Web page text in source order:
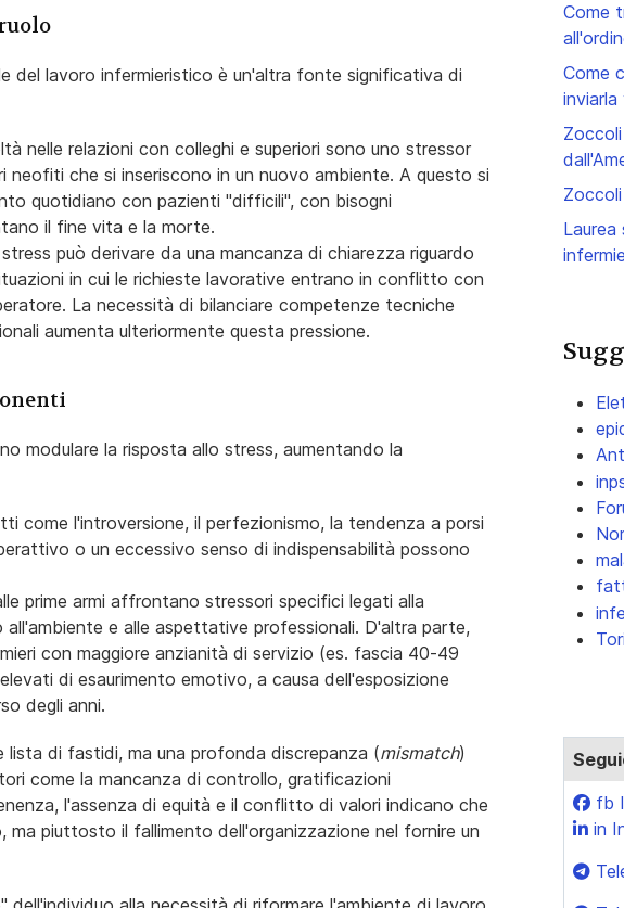
del lavoro infermieristico è un'altra fonte significativa di
nelle relazioni con colleghi e superiori sono uno stressor
neofiti che si inseriscono in un nuovo ambiente. A questo si
quotidiano con pazienti "difficili", con bisogni
il fine vita e la morte.
può derivare da una mancanza di chiarezza riguardo
in cui le richieste lavorative entrano in conflitto con
La necessità di bilanciare competenze tecniche
aumenta ulteriormente questa pressione.
modulare la risposta allo stress, aumentando la
come l'introversione, il perfezionismo, la tendenza a porsi
o un eccessivo senso di indispensabilità possono
prime armi affrontano stressori specifici legati alla
e alle aspettative professionali. D'altra parte,
con maggiore anzianità di servizio (es. fascia 40-49
di esaurimento emotivo, a causa dell'esposizione
degli anni.
lista di fastidi, ma una profonda discrepanza (mismatch)
come la mancanza di controllo, gratificazioni
l'assenza di equità e il conflitto di valori indicano che
ma piuttosto il fallimento dell'organizzazione nel fornire un
Come
Come
inviarla
Laurea
fb
in